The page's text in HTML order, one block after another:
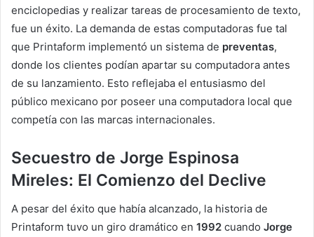
enciclopedias y realizar tareas de procesamiento de texto,
fue un éxito. La demanda de estas computadoras fue tal
que Printaform implementó un sistema de preventas,
donde los clientes podían apartar su computadora antes
de su lanzamiento. Esto reflejaba el entusiasmo del
público mexicano por poseer una computadora local que
competía con las marcas internacionales.
Secuestro de Jorge Espinosa
Mireles: El Comienzo del Declive
A pesar del éxito que había alcanzado, la historia de
Printaform tuvo un giro dramático en 1992 cuando Jorge